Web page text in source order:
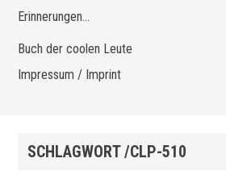
Erinnerungen…
Buch der coolen Leute
Impressum / Imprint
SCHLAGWORT /CLP-510